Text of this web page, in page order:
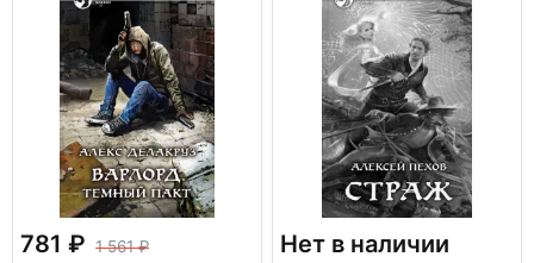
781
1 561
Нет в наличии